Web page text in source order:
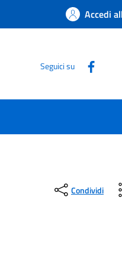
Accedi
Seguici su
Condividi